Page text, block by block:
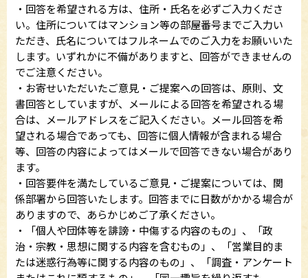
・回答を希望される方は、住所・氏名を必ずご入力くださ
い。住所についてはマンション等の部屋番号までご入力い
ただき、氏名についてはフルネームでのご入力をお願いいた
します。いずれかに不備がありますと、回答ができませんの
でご注意ください。
・お寄せいただいたご意見・ご提案への回答は、原則、文
書回答としていますが、メールによる回答を希望される場
合は、メールアドレスをご記入ください。メール回答を希
望される場合であっても、回答に個人情報が含まれる場合
等、回答の内容によってはメールで回答できない場合があり
ます。
・回答要件を満たしているご意見・ご提案については、関
係部署から回答いたします。回答までに日数がかかる場合が
ありますので、あらかじめご了承ください。
・「個人や団体等を誹謗・中傷する内容のもの」、「政
治・宗教・思想に関する内容を含むもの」、「営業目的ま
たは迷惑行為等に関する内容のもの」、「調査・アンケート